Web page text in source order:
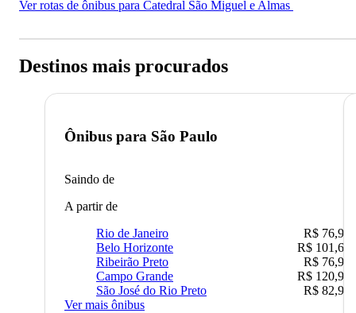
Ver rotas de ônibus para Catedral São Miguel e Almas
Destinos mais procurados
Ônibus para São Paulo
Saindo de
A partir de
Rio de Janeiro
R$ 76,90
Belo Horizonte
R$ 101,67
Ribeirão Preto
R$ 76,90
Campo Grande
R$ 120,90
São José do Rio Preto
R$ 82,90
Ver mais ônibus